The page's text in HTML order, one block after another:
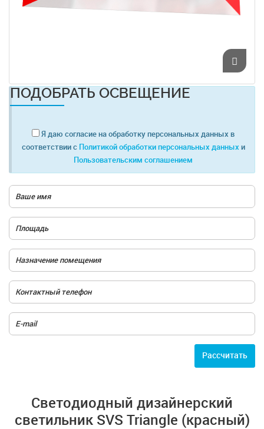
ПОДОБРАТЬ ОСВЕЩЕНИЕ
Я даю согласие на обработку персональных данных в
соответствии с Политикой обработки персональных данных и
Пользовательским соглашением
Расcчитать
Cветодиодный дизайнерский
светильник SVS Triangle (красный)